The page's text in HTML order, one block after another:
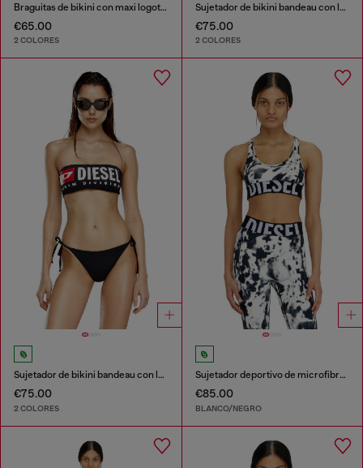
Braguitas de bikini con maxi logotipo de nailon reciclado
€65.00
2 COLORES
Sujetador de bikini bandeau con logotipo grande
€75.00
2 COLORES
Sujetador de bikini bandeau con logotipo grande
€75.00
2 COLORES
Sujetador deportivo de microfibra estampada
€85.00
BLANCO/NEGRO